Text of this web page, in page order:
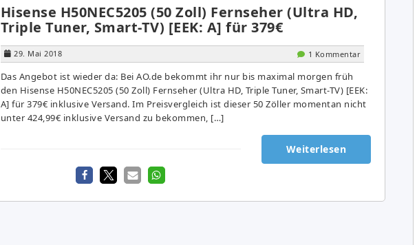
Hisense H50NEC5205 (50 Zoll) Fernseher (Ultra HD,
Triple Tuner, Smart-TV) [EEK: A] für 379€
29. Mai 2018 1 Kommentar
Das Angebot ist wieder da: Bei AO.de bekommt ihr nur bis maximal morgen früh
den Hisense H50NEC5205 (50 Zoll) Fernseher (Ultra HD, Triple Tuner, Smart-TV) [EEK:
A] für 379€ inklusive Versand. Im Preisvergleich ist dieser 50 Zöller momentan nicht
unter 424,99€ inklusive Versand zu bekommen, […]
Weiterlesen